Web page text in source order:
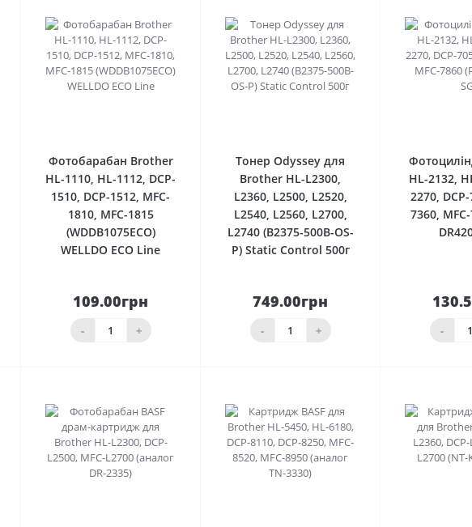
Фотобарабан Brother
HL-1110, HL-1112, DCP-
1510, DCP-1512, MFC-
1810, MFC-1815
(WDDB1075ECO)
WELLDO ECO Line
109.00грн
- +
До
кошика
Тонер Odyssey для
Brother HL-L2300,
L2360, L2500, L2520,
L2540, L2560, L2700,
L2740 (B2375-500B-OS-
P) Static Control 500г
749.00грн
- +
До
кошика
HL-2132,
2270,
7360,
-